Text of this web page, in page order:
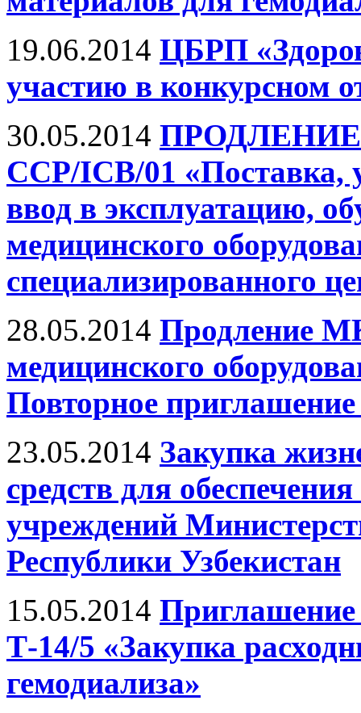
19.06.2014 ЦБРП
участию в конкурсном
30.05.2014
ССР/ICB/01 «Поставка,
ввод в эксплуатацию,
медицинского
специализированного
28.05.2014 Продление
медицинского
Повторное
23.05.2014 Закупка
средств для
учреждений
Республики Узбекистан
15.05.2014
Т-14/5 «Закупка
гемодиализа»